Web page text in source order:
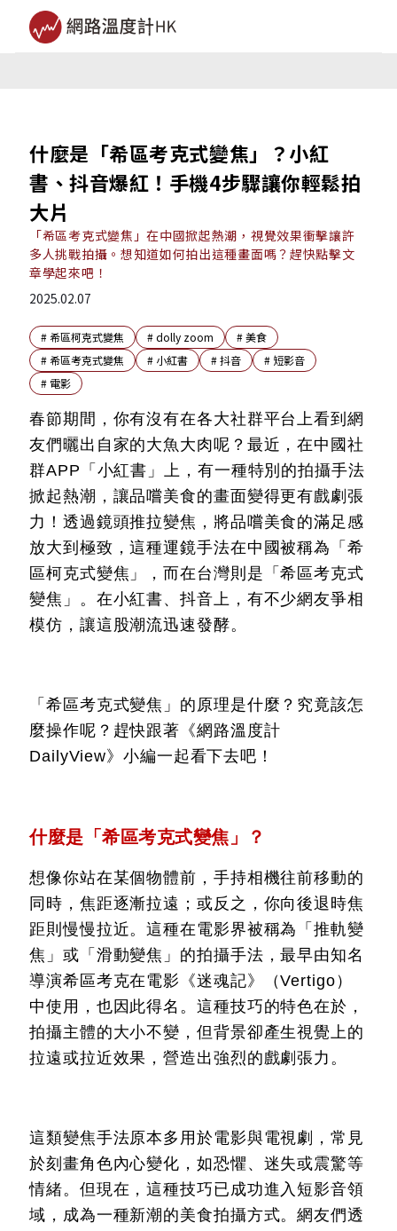
什麼是「希區考克式變焦」？小紅
書、抖音爆紅！手機4步驟讓你輕鬆拍
大片
「希區考克式變焦」在中國掀起熱潮，視覺效果衝擊讓許
多人挑戰拍攝。想知道如何拍出這種畫面嗎？趕快點擊文
章學起來吧！
2025.02.07
# 希區柯克式變焦 #dolly zoom #美食
# 希區考克式變焦 # 小紅書 #抖音 # 短影音
# 電影
春節期間，你有沒有在各大社群平台上看到網
友們曬出自家的大魚大肉呢？最近，在中國社
群APP「小紅書」上，有一種特別的拍攝手法
掀起熱潮，讓品嚐美食的畫面變得更有戲劇張
力！透過鏡頭推拉變焦，將品嚐美食的滿足感
放大到極致，這種運鏡手法在中國被稱為「希
區柯克式變焦」，而在台灣則是「希區考克式
變焦」。在小紅書、抖音上，有不少網友爭相
模仿，讓這股潮流迅速發酵。
「希區考克式變焦」的原理是什麼？究竟該怎
麼操作呢？趕快跟著《網路溫度計
DailyView》小編一起看下去吧！
什麼是「希區考克式變焦」？
想像你站在某個物體前，手持相機往前移動的
同時，焦距逐漸拉遠；或反之，你向後退時焦
距則慢慢拉近。這種在電影界被稱為「推軌變
焦」或「滑動變焦」的拍攝手法，最早由知名
導演希區考克在電影《迷魂記》（Vertigo）
中使用，也因此得名。這種技巧的特色在於，
拍攝主體的大小不變，但背景卻產生視覺上的
拉遠或拉近效果，營造出強烈的戲劇張力。
這類變焦手法原本多用於電影與電視劇，常見
於刻畫角色內心變化，如恐懼、迷失或震驚等
情緒。但現在，這種技巧已成功進入短影音領
域，成為一種新潮的美食拍攝方式。網友們透